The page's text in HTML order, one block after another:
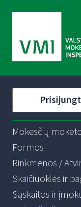
Mokesčių
Formos
Rinkmenos /
Skaičiuoklės ir
Sąskaitos ir